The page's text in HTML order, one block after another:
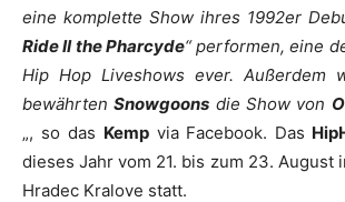
eine komplette Show ihres 1992er
Ride II the Pharcyde“ performen, eine
Hip Hop Liveshows ever. Außerdem
bewährtenSnowgoons die Show von
„, so das Kempvia Facebook. Das
dieses Jahr vom 21. bis zum 23. August
Hradec Kralove statt.